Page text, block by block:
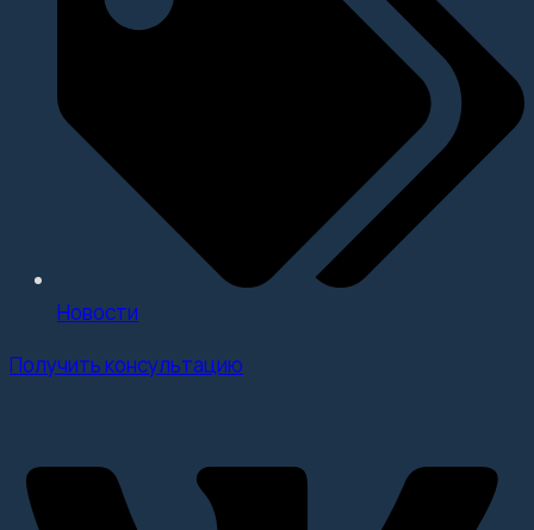
Новости
Получить консультацию